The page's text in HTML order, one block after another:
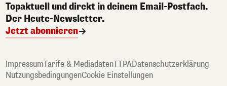
Topaktuell und direkt in deinem Email-Postfach.
Der Heute-Newsletter.
Jetzt abonnieren
ImpressumTarife & MediadatenTTPADatenschutzerklärung
NutzungsbedingungenCookie Einstellungen